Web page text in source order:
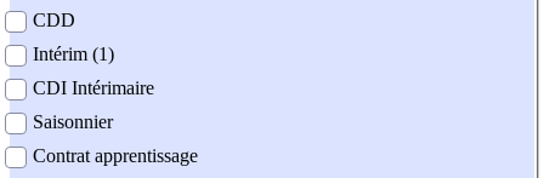
CDD
Intérim (1)
CDI Intérimaire
Saisonnier
Contrat apprentissage